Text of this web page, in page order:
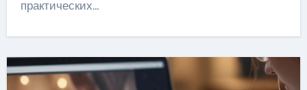
практических…